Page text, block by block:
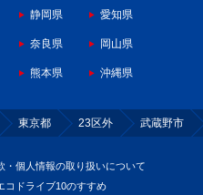
静岡県 愛知県
奈良県 岡山県
熊本県 沖縄県
東京都 23区外 武蔵野市
・個人情報の取り扱いについて
コドライブ10のすすめ